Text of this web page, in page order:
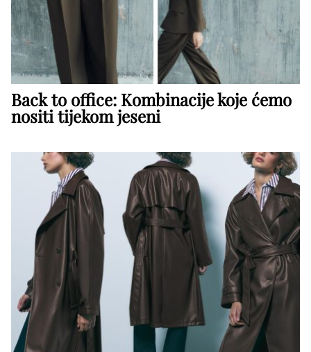
Back to office: Kombinacije koje ćemo
nositi tijekom jeseni